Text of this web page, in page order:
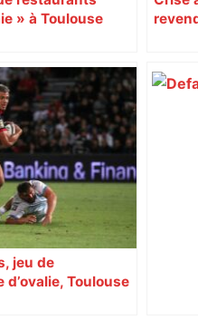
» à Toulouse
jeu de
Toulouse